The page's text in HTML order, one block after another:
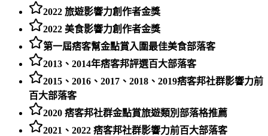
2022 旅遊影響力創作者金獎
2022 美食影響力創作者金獎
第一屆痞客幫金點賞入圍最佳美食部落客
2013、2014年痞客邦評選百大部落客
2015、2016、2017、2018、2019痞客邦社群影響力前
百大部落客
2020 痞客邦社群金點賞旅遊類別部落格推薦
2021、2022 痞客邦社群影響力前百大部落客